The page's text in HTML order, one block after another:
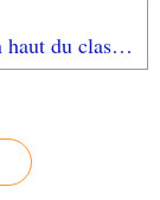
TEST de FIFA 16 (sur XBOX ONE): en haut du classement!